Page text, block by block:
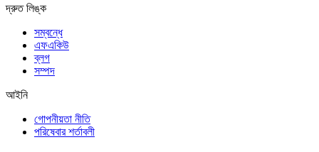
দ্রুত লিঙ্ক
সম্বন্ধে
এফএকিউ
ব্লগ
সম্পদ
আইনি
গোপনীয়তা নীতি
পরিষেবার শর্তাবলী